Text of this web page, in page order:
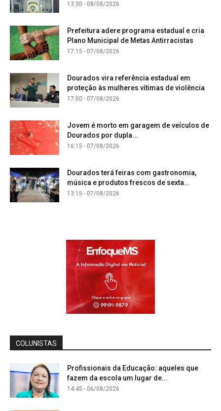
13:30 - 08/08/2026
Prefeitura adere programa estadual e cria
Plano Municipal de Metas Antirracistas
17:15 - 07/08/2026
Dourados vira referência estadual em
proteção às mulheres vítimas de violência
17:00 - 07/08/2026
Jovem é morto em garagem de veículos de
Dourados por dupla...
16:15 - 07/08/2026
Dourados terá feiras com gastronomia,
música e produtos frescos de sexta...
13:15 - 07/08/2026
COLUNISTAS
Profissionais da Educação: aqueles que
fazem da escola um lugar de...
14:45 - 06/08/2026